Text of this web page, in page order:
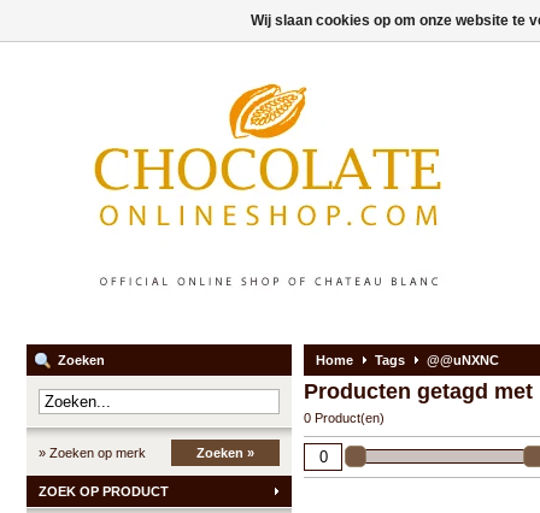
Zoeken
» Zoeken op merk Zoeken »
ZOEK OP PRODUCT
Home Tags @@uNXNC
Producten getagd met
0 Product(en)
Wij slaan cookies op om onze website te